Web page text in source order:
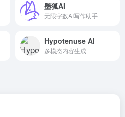
墨狐AI
无限字数AI写作助手
Hypotenuse AI
多模态内容生成